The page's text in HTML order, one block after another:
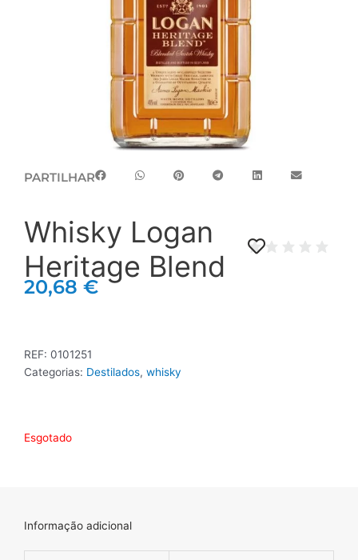
PARTILHAR
Whisky Logan
Heritage Blend
20,68 €
REF: 0101251
Categorias: Destilados, whisky
Esgotado
Informação adicional